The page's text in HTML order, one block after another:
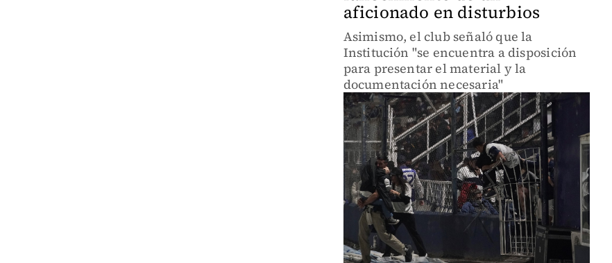
aficionado en disturbios
Asimismo, el club señaló que la
Institución "se encuentra a disposición
para presentar el material y la
documentación necesaria"